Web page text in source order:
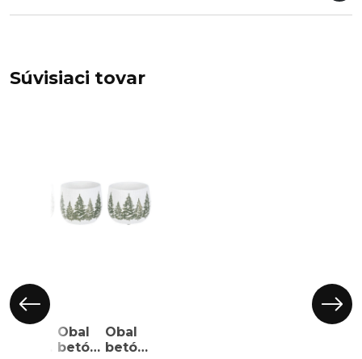
Súvisiaci tovar
betónový
Obal
betónový
Obal
betónový